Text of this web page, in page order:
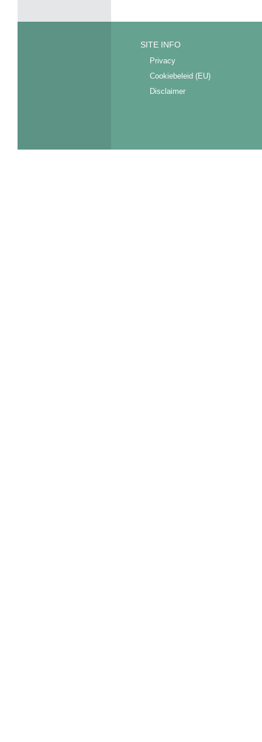
SITE INFO
Privacy
Cookiebeleid (EU)
Disclaimer